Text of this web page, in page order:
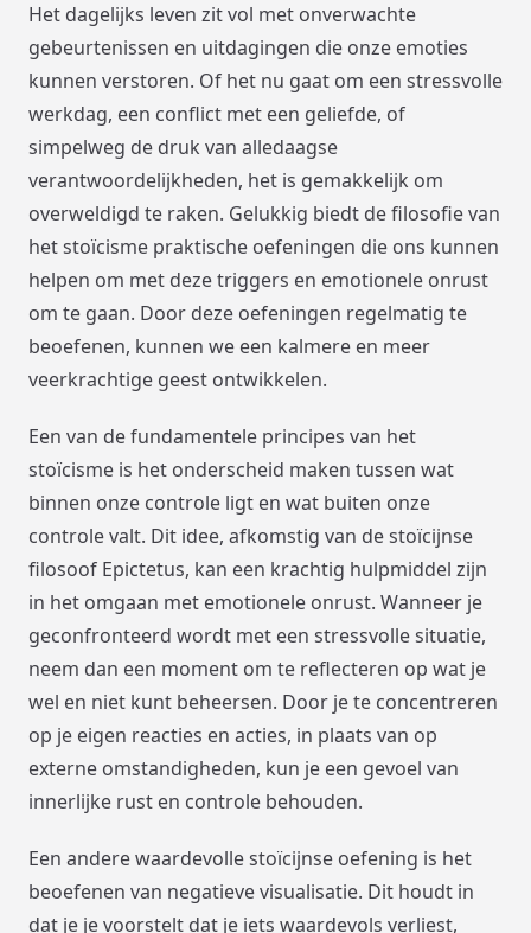
Het dagelijks leven zit vol met onverwachte
gebeurtenissen en uitdagingen die onze emoties
kunnen verstoren. Of het nu gaat om een stressvolle
werkdag, een conflict met een geliefde, of
simpelweg de druk van alledaagse
verantwoordelijkheden, het is gemakkelijk om
overweldigd te raken. Gelukkig biedt de filosofie van
het stoïcisme praktische oefeningen die ons kunnen
helpen om met deze triggers en emotionele onrust
om te gaan. Door deze oefeningen regelmatig te
beoefenen, kunnen we een kalmere en meer
veerkrachtige geest ontwikkelen.
Een van de fundamentele principes van het
stoïcisme is het onderscheid maken tussen wat
binnen onze controle ligt en wat buiten onze
controle valt. Dit idee, afkomstig van de stoïcijnse
filosoof Epictetus, kan een krachtig hulpmiddel zijn
in het omgaan met emotionele onrust. Wanneer je
geconfronteerd wordt met een stressvolle situatie,
neem dan een moment om te reflecteren op wat je
wel en niet kunt beheersen. Door je te concentreren
op je eigen reacties en acties, in plaats van op
externe omstandigheden, kun je een gevoel van
innerlijke rust en controle behouden.
Een andere waardevolle stoïcijnse oefening is het
beoefenen van negatieve visualisatie. Dit houdt in
dat je je voorstelt dat je iets waardevols verliest,